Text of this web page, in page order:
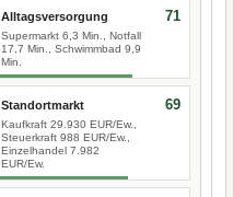
Alltagsversorgung
Supermarkt 6,3 Min., Notfall
17,7 Min., Schwimmbad 9,9
Min.
71
Standortmarkt
Kaufkraft 29.930 EUR/Ew.,
Steuerkraft 988 EUR/Ew.,
Einzelhandel 7.982
EUR/Ew.
69